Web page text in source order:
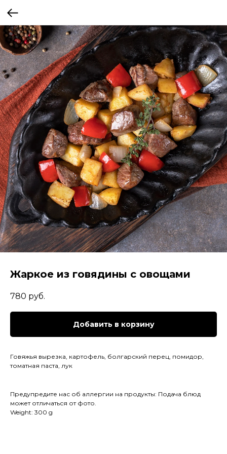
Жаркое из говядины с овощами
780 руб.
Добавить в корзину
Говяжья вырезка, картофель, болгарский перец, помидор,
томатная паста, лук
Предупредите нас об аллергии на продукты: Подача блюд
может отличаться от фото.
Weight: 300 g